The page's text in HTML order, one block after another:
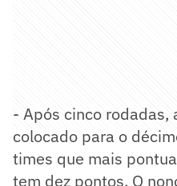
- Após cinco
colocado para o
times que mais
tem dez pontos. O